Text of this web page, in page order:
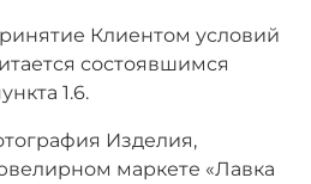
Клиентом условий
состоявшимся
1.6.
Изделия,
маркете «Лавка